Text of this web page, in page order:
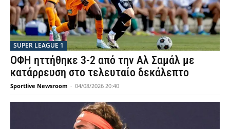
SUPER LEAGUE 1
ΟΦΗ ηττήθηκε 3-2 από την Αλ Σαμάλ με
κατάρρευση στο τελευταίο δεκάλεπτο
Sportlive Newsroom - 04/08/2026 20:40